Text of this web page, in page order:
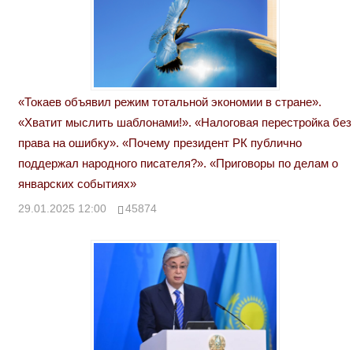
«Токаев объявил режим тотальной экономии в стране».
«Хватит мыслить шаблонами!». «Налоговая перестройка без
права на ошибку». «Почему президент РК публично
поддержал народного писателя?». «Приговоры по делам о
январских событиях»
29.01.2025 12:00 45874